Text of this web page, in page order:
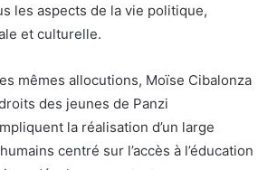
les aspects de la vie politique,
et culturelle.
mêmes allocutions, Moïse Cibalonza
des jeunes de Panzi
la réalisation d’un large
centré sur l’accès à l’éducation